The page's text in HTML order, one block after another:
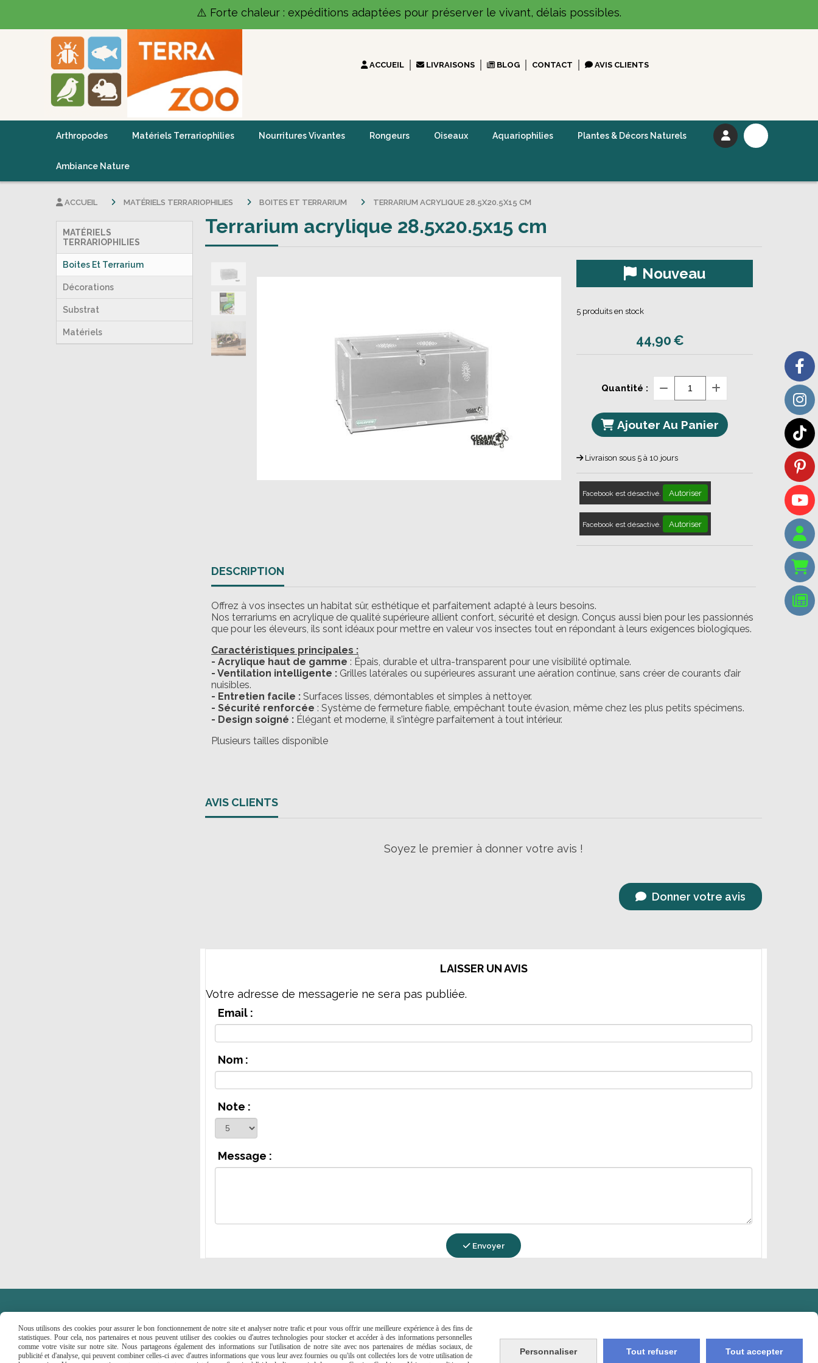
⚠️ Forte chaleur : expéditions adaptées pour préserver le vivant, délais possibles.
ACCUEIL LIVRAISONS BLOG CONTACT AVIS CLIENTS
Arthropodes Matériels Terrariophilies Nourritures Vivantes Rongeurs Oiseaux Aquariophilies Plantes & Décors Naturels
Ambiance Nature
MATÉRIELS
TERRARIOPHILIES
Boites Et Terrarium
Décorations
Substrat
Matériels
ACCUEIL MATÉRIELS TERRARIOPHILIES BOITES ET TERRARIUM TERRARIUM ACRYLIQUE 28.5X20.5X15 CM
Terrarium acrylique 28.5x20.5x15 cm
Nouveau
44,90€
5produits en stock
Quantité :
Ajouter Au Panier
Livraison sous 5 à 10 jours
Facebook est désactivé. Autoriser
Facebook est désactivé. Autoriser
DESCRIPTION
Offrez à vos insectes un habitat sûr, esthétique et parfaitement adapté à leurs besoins.
Nos terrariums en acrylique de qualité supérieure allient confort, sécurité et design. Conçus aussi bien pour les passionnés
que pour les éleveurs, ils sont idéaux pour mettre en valeur vos insectes tout en répondant à leurs exigences biologiques.
Caractéristiques principales :
- Acrylique haut de gamme : Épais, durable et ultra-transparent pour une visibilité optimale.
- Ventilation intelligente : Grilles latérales ou supérieures assurant une aération continue, sans créer de courants d’air
nuisibles.
- Entretien facile : Surfaces lisses, démontables et simples à nettoyer.
- Sécurité renforcée : Système de fermeture fiable, empêchant toute évasion, même chez les plus petits spécimens.
- Design soigné : Élégant et moderne, il s’intègre parfaitement à tout intérieur.
Plusieurs tailles disponible
AVIS CLIENTS
Soyez le premier à donner votre avis !
Donner votre avis
LAISSER UN AVIS
Votre adresse de messagerie ne sera pas publiée.
Email :
Nom :
Note :
Message :
Envoyer
Facebook est désactivé. Autoriser Pinterest est désactivé. Autoriser
Nous utilisons des cookies pour assurer le bon fonctionnement de notre site et analyser notre trafic et pour vous offrir une meilleure expérience à des fins de
statistiques. Pour cela, nos partenaires et nous peuvent utiliser des cookies ou d'autres technologies pour stocker et accéder à des informations personnelles
comme votre visite sur notre site. Nous partageons également des informations sur l'utilisation de notre site avec nos partenaires de médias sociaux, de
publicité et d'analyse, qui peuvent combiner celles-ci avec d'autres informations que vous leur avez fournies ou qu'ils ont collectées lors de votre utilisation de
Personnaliser Tout refuser Tout accepter